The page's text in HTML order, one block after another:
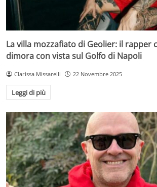
La villa mozzafiato di Geolier: il rapper
dimora con vista sul Golfo di Napoli
Clarissa Missarelli 22 Novembre 2025
Leggi di più